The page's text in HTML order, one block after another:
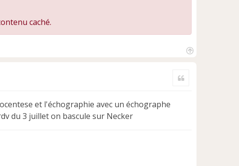
caché.
et l'échographie avec un échographe
du 3 juillet on bascule sur Necker